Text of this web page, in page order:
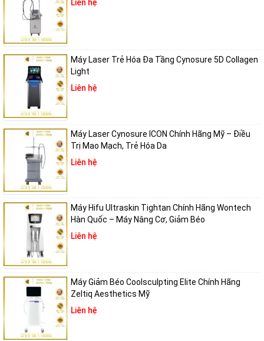
Liên hệ
Máy Laser Trẻ Hóa Đa Tầng Cynosure 5D Collagen
Light
Liên hệ
Máy Laser Cynosure ICON Chính Hãng Mỹ – Điều
Trị Mao Mạch, Trẻ Hóa Da
Liên hệ
Máy Hifu Ultraskin Tightan Chính Hãng Wontech
Hàn Quốc – Máy Nâng Cơ, Giảm Béo
Liên hệ
Máy Giảm Béo Coolsculpting Elite Chính Hãng
Zeltiq Aesthetics Mỹ
Liên hệ